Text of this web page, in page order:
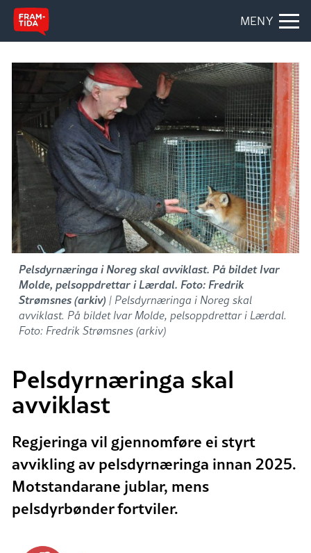
MENY
Pelsdyrnæringa i Noreg skal avviklast. På bildet Ivar
Molde, pelsoppdrettar i Lærdal. Foto: Fredrik
Strømsnes (arkiv) | Pelsdyrnæringa i Noreg skal
avviklast. På bildet Ivar Molde, pelsoppdrettar i Lærdal.
Foto: Fredrik Strømsnes (arkiv)
Pelsdyrnæringa skal
avviklast
Regjeringa vil gjennomføre ei styrt
avvikling av pelsdyrnæringa innan 2025.
Motstandarane jublar, mens
pelsdyrbønder fortviler.